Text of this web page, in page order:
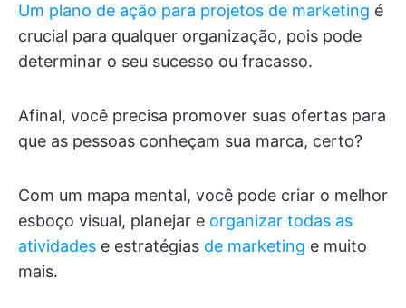
Um plano de ação para projetos de marketing é
crucial para qualquer organização, pois pode
determinar o seu sucesso ou fracasso.
Afinal, você precisa promover suas ofertas para
que as pessoas conheçam sua marca, certo?
Com um mapa mental, você pode criar o melhor
esboço visual, planejar e organizar todas as
atividades e estratégias de marketing e muito
mais.